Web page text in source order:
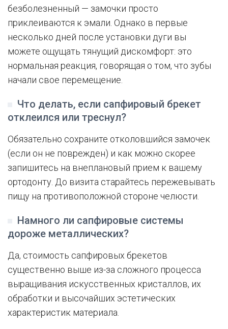
безболезненный — замочки просто
приклеиваются к эмали. Однако в первые
несколько дней после установки дуги вы
можете ощущать тянущий дискомфорт: это
нормальная реакция, говорящая о том, что зубы
начали свое перемещение.
Что делать, если сапфировый брекет
отклеился или треснул?
Обязательно сохраните отколовшийся замочек
(если он не поврежден) и как можно скорее
запишитесь на внеплановый прием к вашему
ортодонту. До визита старайтесь пережевывать
пищу на противоположной стороне челюсти.
Намного ли сапфировые системы
дороже металлических?
Да, стоимость сапфировых брекетов
существенно выше из-за сложного процесса
выращивания искусственных кристаллов, их
обработки и высочайших эстетических
характеристик материала.